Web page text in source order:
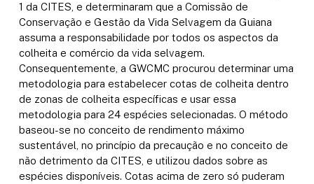
1 da CITES, e determinaram que a Comissão de
Conservação e Gestão da Vida Selvagem da Guiana
assuma a responsabilidade por todos os aspectos da
colheita e comércio da vida selvagem.
Consequentemente, a GWCMC procurou determinar uma
metodologia para estabelecer cotas de colheita dentro
de zonas de colheita específicas e usar essa
metodologia para 24 espécies selecionadas. O método
baseou-se no conceito de rendimento máximo
sustentável, no princípio da precaução e no conceito de
não detrimento da CITES, e utilizou dados sobre as
espécies disponíveis. Cotas acima de zero só puderam